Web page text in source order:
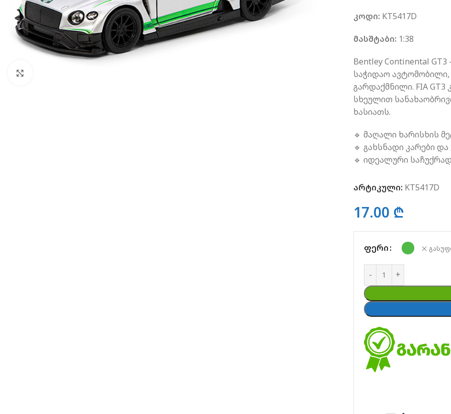
კოდი: KT5417D
მასშტაბი: 1:38
Bentley Continental
საჭიდაო
გარდაქმნილი. FIA
სხეულით
ხასიათს.
🔹 მაღალი ხარისხის
🔹 გახსნადი კარები
🔹 იდეალური
არტიკული: KT5417D
17.00 ₾
ᲤᲔᲠᲘ